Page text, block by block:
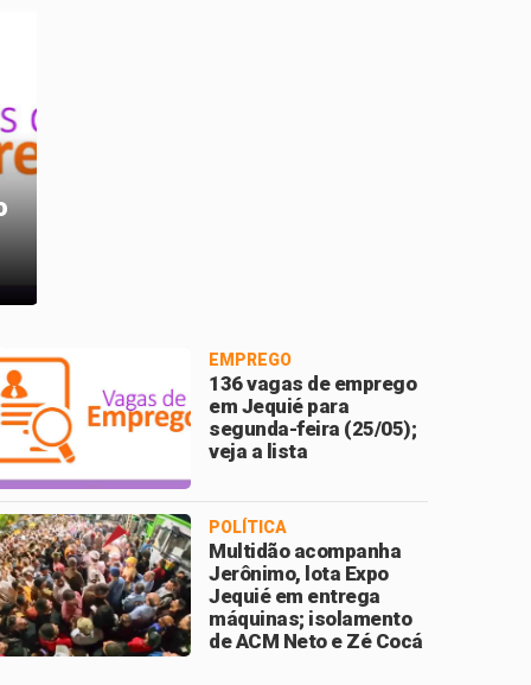
EMPREGO
136 vagas de emprego
em Jequié para
segunda-feira (25/05);
veja a lista
POLÍTICA
Multidão acompanha
Jerônimo, lota Expo
Jequié em entrega
máquinas; isolamento
de ACM Neto e Zé Cocá